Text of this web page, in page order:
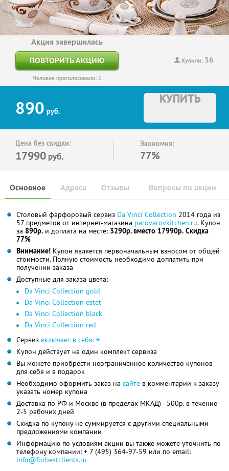
Купили: 36
Акция завершилась
ПОВТОРИТЬ АКЦИЮ
Человек проголосовало: 1
890 руб.
КУПИТЬ
Цена без скидки:
17990 руб.
Экономия:
77%
Основное Отзывы Вопросы по акции
Адреса
Столовый фарфоровый сервиз Da Vinci Collection 2014 года из
57 предметов от интернет-магазина parovarovkitchen.ru. Купон
за 890р. и доплата на месте: 3290р. вместо 17990р. Скидка
77%
Внимание! Купон является первоначальным взносом от общей
стоимости. Полную стоимость необходимо доплатить при
получении заказа
Доступные для заказа цвета:
Da Vinci Collection gold
Da Vinci Collection estet
Da Vinci Collection black
Da Vinci Collection red
Сервиз включает в себя:
Купон действует на один комплект сервиза
Вы можете приобрести неограниченное количество купонов
для себя и в подарок
Необходимо оформить заказ на сайте в комментарии к заказу
указать номер купона
Доставка по РФ и Москве (в пределах МКАД) - 500р. в течение
2-5 рабочих дней
Скидка по купону не суммируется с другими специальными
предложениями компании
Информацию по условиям акции вы также можете уточнить по
телефону компании: + 7 (495) 364-97-59 или по email:
info@forbestclients.ru